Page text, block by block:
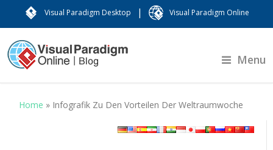
Visual Paradigm Desktop | Visual Paradigm Online
Menu
Home » Infografik Zu Den Vorteilen Der Weltraumwoche